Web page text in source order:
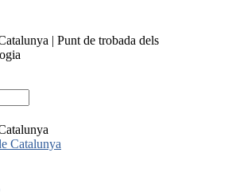
| Punt de trobada dels